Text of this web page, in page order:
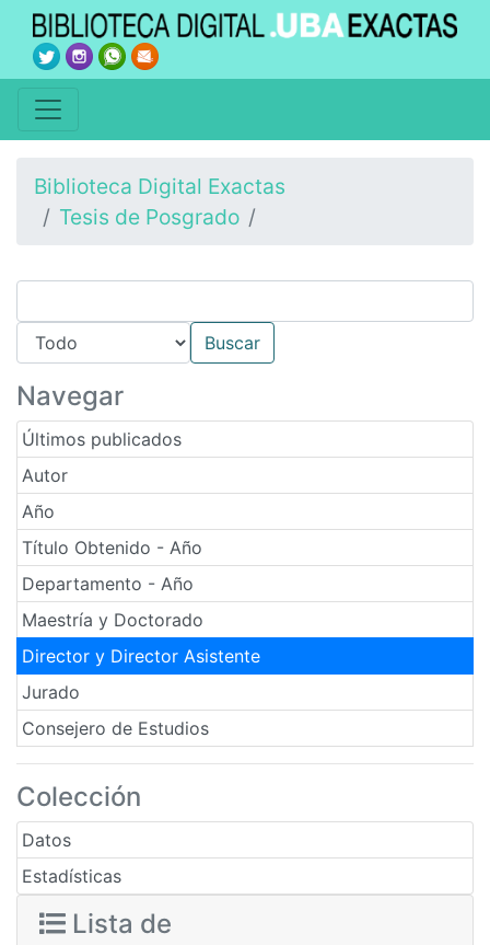
Biblioteca Digital Exactas
Tesis de Posgrado
Navegar
Últimos publicados
Autor
Año
Título Obtenido - Año
Departamento - Año
Maestría y Doctorado
Director y Director Asistente
Jurado
Consejero de Estudios
Colección
Datos
Estadísticas
Lista de